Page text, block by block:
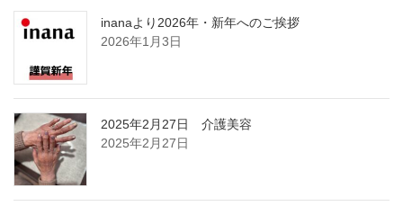
inanaより2026年・新年へのご挨拶
2026年1月3日
2025年2月27日 介護美容
2025年2月27日